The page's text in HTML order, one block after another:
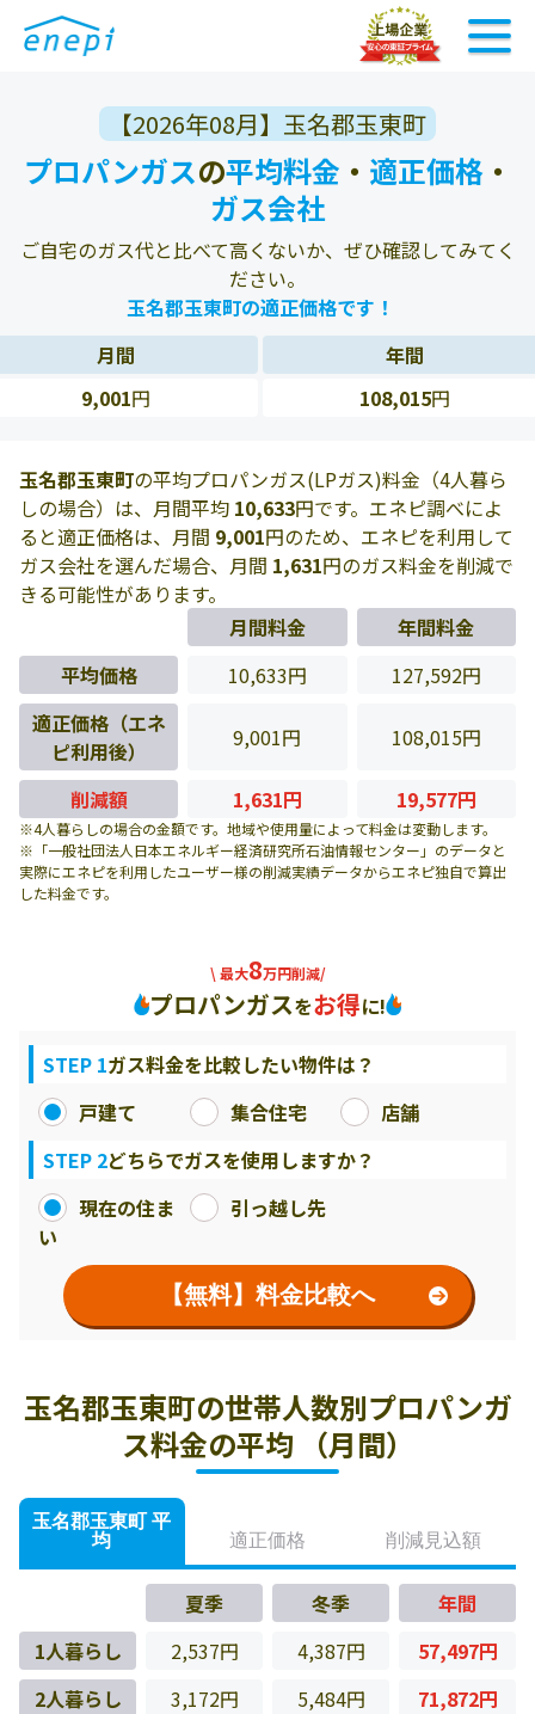
【2026年08月】玉名郡玉東町
プロパンガスの平均料金 ・ 適正価格 ・
ガス会社
ご自宅のガス代と比べて高くないか、ぜひ確認してみてく
ださい。
玉名郡玉東町の適正価格です！
月間
年間
9,001円 108,015円
玉名郡玉東町の平均プロパンガス(LPガス)料金（4人暮ら
しの場合）は、月間平均 10,633円です。エネピ調べによ
ると適正価格は、月間 9,001円のため、エネピを利用して
ガス会社を選んだ場合、月間 1,631円のガス料金を削減で
きる可能性があります。
月間料金
年間料金
平均価格
10,633円
127,592円
適正価格（エネ
ピ利用後）
9,001円 108,015円
削減額 1,631円 19,577円
※4人暮らしの場合の金額です。地域や使用量によって料金は変動します。
※「一般社団法人日本エネルギー経済研究所石油情報センター」のデータと
実際にエネピを利用したユーザー様の削減実績データからエネピ独自で算出
した料金です。
\ 最大8万円削減/
プロパンガスをお得に!
STEP 1ガス料金を比較したい物件は？
戸建て
集合住宅
店舗
STEP 2どちらでガスを使用しますか？
現在の住ま
い
引っ越し先
【無料】料金比較へ
玉名郡玉東町の世帯人数別プロパンガ
ス料金の平均 （月間）
玉名郡玉東町 平
均
適正価格 削減見込額
夏季 冬季
年間
1人暮らし
2,537円 4,387円
57,497円
2人暮らし
3,172円 5,484円
71,872円